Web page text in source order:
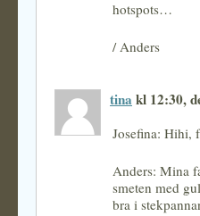
hotspots…
/ Anders
tina kl 12:30,
Josefina: Hihi,
Anders: Mina
smeten med
bra i